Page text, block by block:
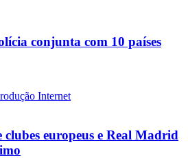
conjunta com 10 países
europeus e Real Madrid